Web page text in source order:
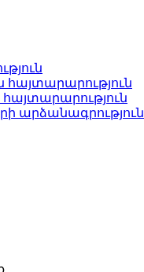
արձանագրություն